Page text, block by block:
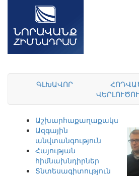
ԳԼԽԱՎՈՐ
Ազգային
անվտանգություն
Հայության
հիմնախնդիրներ
Տնտեսագիտություն